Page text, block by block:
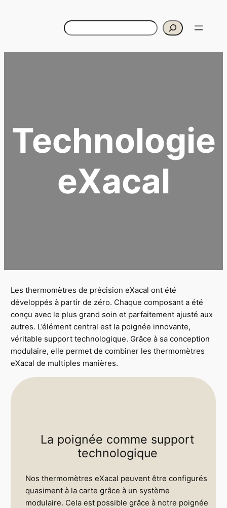
Rechercher
Technologie
eXacal
Les thermomètres de précision eXacal ont été
développés à partir de zéro. Chaque composant a été
conçu avec le plus grand soin et parfaitement ajusté aux
autres. L’élément central est la poignée innovante,
véritable support technologique. Grâce à sa conception
modulaire, elle permet de combiner les thermomètres
eXacal de multiples manières.
La poignée comme support
technologique
Nos thermomètres eXacal peuvent être configurés
quasiment à la carte grâce à un système
modulaire. Cela est possible grâce à notre poignée